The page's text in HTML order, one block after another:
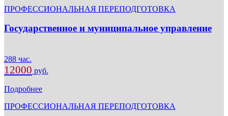
ПРОФЕССИОНАЛЬНАЯ ПЕРЕПОДГОТОВКА
Государственное и муниципальное управление
288 час.
12000 руб.
Подробнее
ПРОФЕССИОНАЛЬНАЯ ПЕРЕПОДГОТОВКА